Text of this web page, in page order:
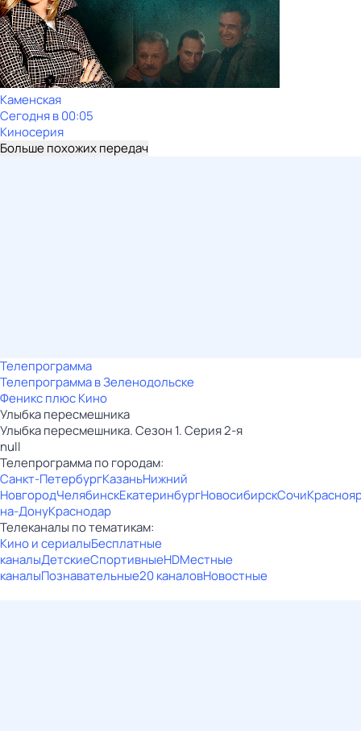
Каменская
Сегодня в 00:05
Киносерия
Больше похожих передач
Телепрограмма
Телепрограмма в Зеленодольске
Феникс плюс Кино
Улыбка пересмешника
Улыбка пересмешника. Сезон 1. Серия 2-я
null
Телепрограмма по городам:
Санкт-ПетербургКазаньНижний
НовгородЧелябинскЕкатеринбургНовосибирскСочи
на-ДонуКраснодар
Телеканалы по тематикам:
Кино и сериалыБесплатные
каналыДетскиеСпортивныеHDМестные
каналыПознавательные20 каналовНовостные